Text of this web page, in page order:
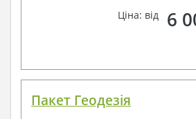
Ціна: від
6
Пакет Геодезія